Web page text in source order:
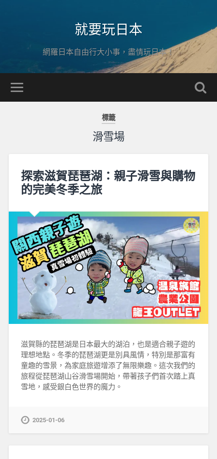
就要玩日本
網羅日本自由行大小事，盡情玩日本！
標籤
滑雪場
探索滋賀琵琶湖：親子滑雪與購物
的完美冬季之旅
滋賀縣的琵琶湖是日本最大的湖泊，也是適合親子遊的
理想地點。冬季的琵琶湖更是別具風情，特別是那富有
童趣的雪景，為家庭旅遊增添了無限樂趣。這次我們的
旅程從琵琶湖山谷滑雪場開始，帶著孩子們首次踏上真
雪地，感受銀白色世界的魔力。
2025-01-06